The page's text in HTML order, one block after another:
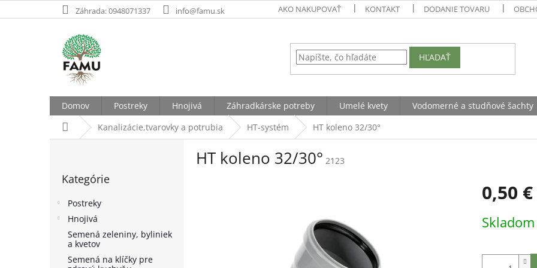
na
Záhrada: 0948071337 info@famu.sk AKO NAKUPOVAŤ KONTAKT DODANIE TOVARU
HĽADAŤ
Domov Postreky Hnojivá Záhradkárske potreby Umelé kvety Vodomerné a studňové šachty
DomovKanalizácie,tvarovky a potrubia HT-systém HT koleno 32/30°
kategórie
Kategórie
Postreky
Hnojivá
Semená zeleniny, byliniek
a kvetov
Semená na klíčky pre
HT koleno 32/30° 2123
0,50 €
cena:
Skladom